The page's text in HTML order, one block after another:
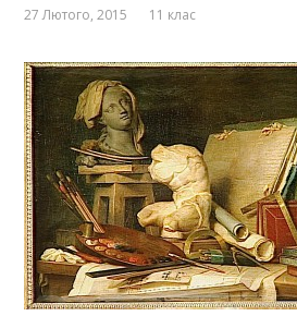
27 Лютого, 2015 11 клас